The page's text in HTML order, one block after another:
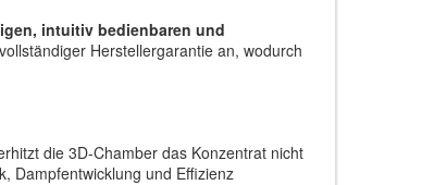
intuitiv bedienbaren und
Herstellergarantie an, wodurch
die 3D-Chamber das Konzentrat nicht
Dampfentwicklung und Effizienz